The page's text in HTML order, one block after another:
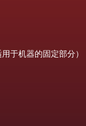
于机器的固定部分）